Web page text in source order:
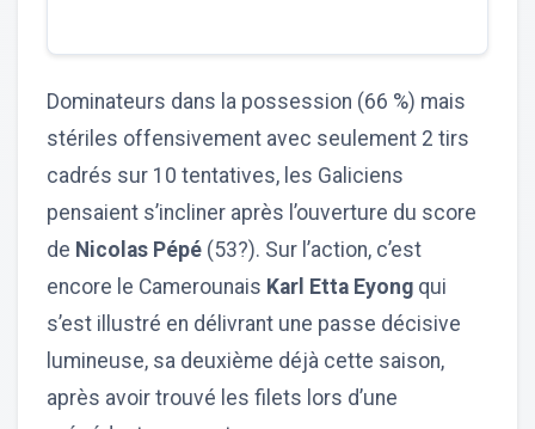
Dominateurs dans la possession (66 %) mais
stériles offensivement avec seulement 2 tirs
cadrés sur 10 tentatives, les Galiciens
pensaient s’incliner après l’ouverture du score
de Nicolas Pépé (53?). Sur l’action, c’est
encore le Camerounais Karl Etta Eyong qui
s’est illustré en délivrant une passe décisive
lumineuse, sa deuxième déjà cette saison,
après avoir trouvé les filets lors d’une